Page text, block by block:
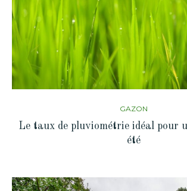
GAZON
Le taux de pluviométrie idéal pour
été